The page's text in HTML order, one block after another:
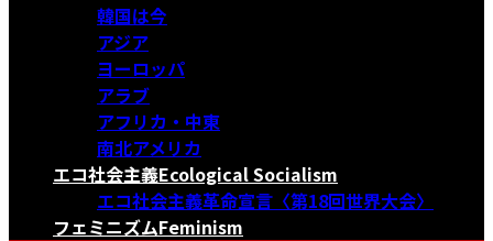
韓国は今
アジア
ヨーロッパ
アラブ
アフリカ・中東
南北アメリカ
エコ社会主義Ecological Socialism
エコ社会主義革命宣言〈第18回世界大会〉
フェミニズムFeminism